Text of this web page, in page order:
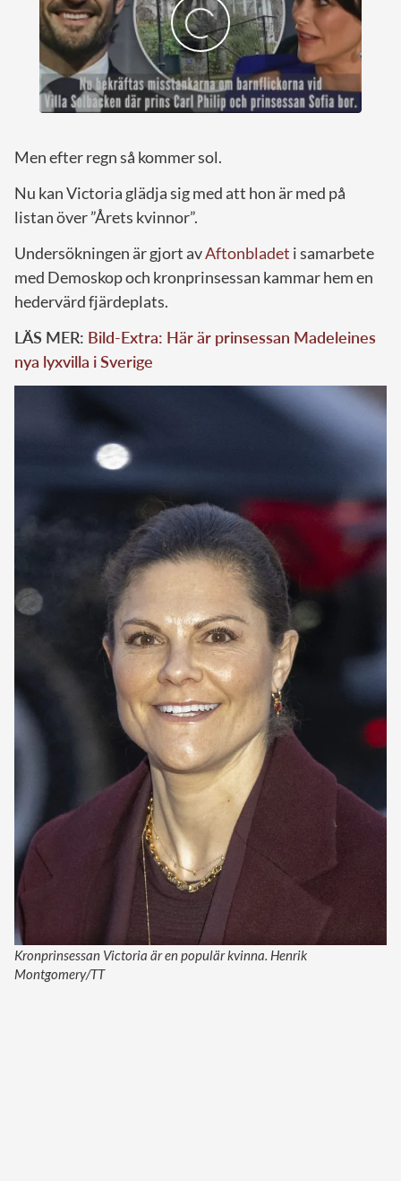
Men efter regn så kommer sol.
Nu kan Victoria glädja sig med att hon är med på
listan över ”Årets kvinnor”.
Undersökningen är gjort avAftonbladet i samarbete
med Demoskop och kronprinsessan kammar hem en
hedervärd fjärdeplats.
LÄS MER: Bild-Extra: Här är prinsessan Madeleines
nya lyxvilla i Sverige
Kronprinsessan Victoria är en populär kvinna. Henrik
Montgomery/TT